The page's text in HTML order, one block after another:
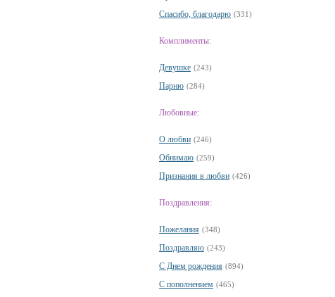
Спасибо, благодарю (331)
Комплименты:
Девушке (243)
Парню (284)
Любовные:
О любви (246)
Обнимаю (259)
Признания в любви (426)
Поздравления:
Пожелания (348)
Поздравляю (243)
С Днем рождения (894)
С пополнением (465)